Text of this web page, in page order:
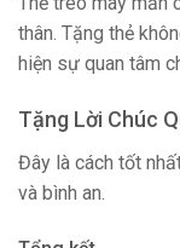
thân. Tặng thẻ
hiện sự quan tâm
Tặng Lời Chúc
Đây là cách tốt
và bình an.